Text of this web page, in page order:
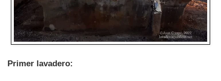
Primer lavadero: